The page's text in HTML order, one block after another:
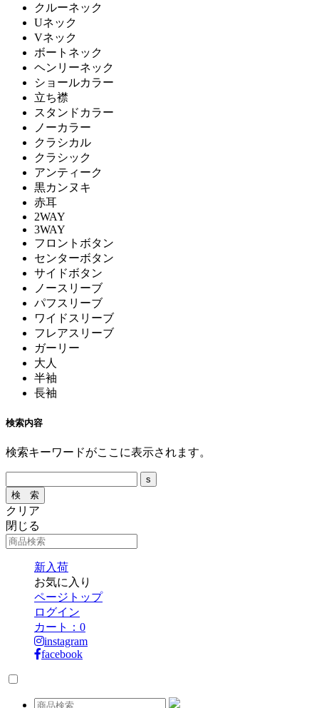
クルーネック
Uネック
Vネック
ボートネック
ヘンリーネック
ショールカラー
立ち襟
スタンドカラー
ノーカラー
クラシカル
クラシック
アンティーク
黒カンヌキ
赤耳
2WAY
3WAY
フロントボタン
センターボタン
サイドボタン
ノースリーブ
パフスリーブ
ワイドスリーブ
フレアスリーブ
ガーリー
大人
半袖
長袖
検索内容
検索キーワードがここに表示されます。
クリア
閉じる
新入荷
お気に入り
ページトップ
ログイン
カート： 0
instagram
facebook